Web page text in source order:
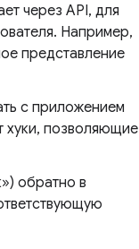
через API, для
Например,
представление
с приложением
хуки, позволяющие
обратно в